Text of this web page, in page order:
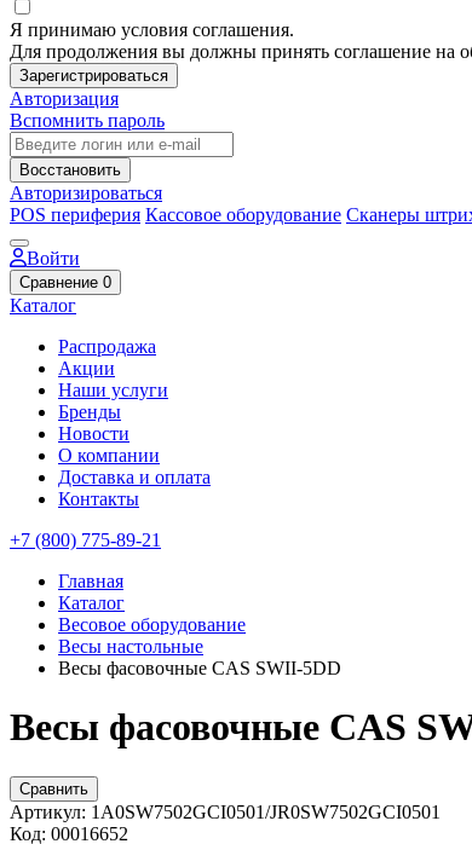
Я принимаю условия соглашения.
Для продолжения вы должны принять соглашение на
Зарегистрироваться
Авторизация
Вспомнить пароль
Восстановить
Авторизироваться
POS периферия Кассовое оборудование Сканеры
Войти
Сравнение 0
Каталог
Распродажа
Акции
Наши услуги
Бренды
Новости
О компании
Доставка и оплата
Контакты
+7 (800) 775-89-21
Главная
Каталог
Весовое оборудование
Весы настольные
Весы фасовочные CAS SWII-5DD
Весы фасовочные CAS
Сравнить
Артикул: 1A0SW7502GCI0501/JR0SW7502GCI0501
Код: 00016652